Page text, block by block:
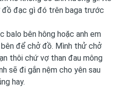
đồ đạc gì đó trên baga trước
balo bên hông hoặc anh em
để chở đồ. Mình thử chở
thôi chứ vợ than đau mông
sẽ đi gắn nệm cho yên sau
hay.